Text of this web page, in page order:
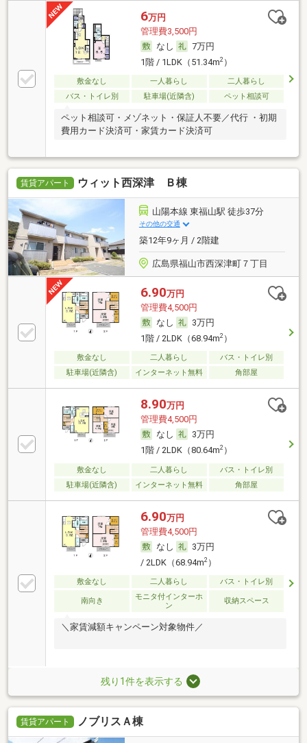
6万円
管理費3,500円
なし
7万円
1階 / 1LDK（51.34m2）
敷金なし 一人暮らし
二人暮らし
バス・トイレ別
駐車場(近隣含) ペット相談可
ペット相談可・メゾネット・保証人不要／代行 ・初期
費用カード決済可・家賃カード決済可
賃貸アパート ウィット西深津 Ｂ棟
山陽本線 東福山駅 徒歩37分
その他の交通
築12年9ヶ月 / 2階建
広島県福山市西深津町７丁目
6.90万円
管理費4,500円
なし
3万円
1階 / 2LDK（68.94m2）
敷金なし 二人暮らし
バス・トイレ別
駐車場(近隣含)
インターネット無料 角部屋
8.90万円
管理費4,500円
なし
3万円
1階 / 2LDK（80.64m2）
敷金なし 二人暮らし
バス・トイレ別
駐車場(近隣含)
インターネット無料 角部屋
6.90万円
管理費4,500円
なし
3万円
/ 2LDK（68.94m2）
敷金なし 二人暮らし バス・トイレ別
南向き
モニタ付インターホ
ン
収納スペース
＼家賃減額キャンペーン対象物件／
残り1件を表示する
賃貸アパート ノブリスＡ棟